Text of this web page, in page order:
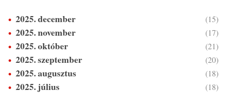
2025. december (15)
2025. november (17)
2025. október (21)
2025. szeptember (20)
2025. augusztus (18)
2025. július (18)